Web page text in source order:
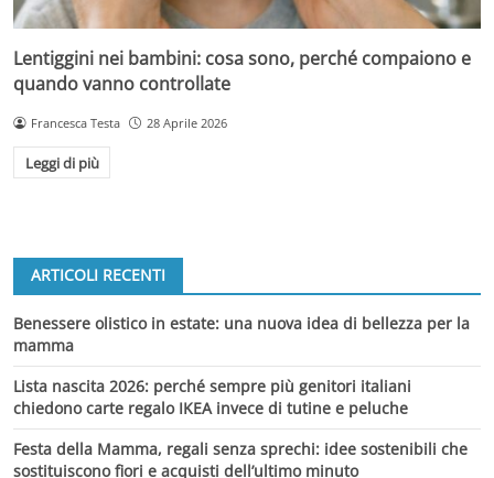
Lentiggini nei bambini: cosa sono, perché compaiono e
quando vanno controllate
Francesca Testa 28 Aprile 2026
Leggi di più
ARTICOLI RECENTI
Benessere olistico in estate: una nuova idea di bellezza per la
mamma
Lista nascita 2026: perché sempre più genitori italiani
chiedono carte regalo IKEA invece di tutine e peluche
Festa della Mamma, regali senza sprechi: idee sostenibili che
sostituiscono fiori e acquisti dell’ultimo minuto